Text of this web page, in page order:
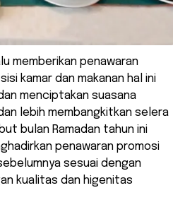
memberikan penawaran
kamar dan makanan hal ini
menciptakan suasana
lebih membangkitkan selera
bulan Ramadan tahun ini
penawaran promosi
sesuai dengan
kualitas dan higenitas